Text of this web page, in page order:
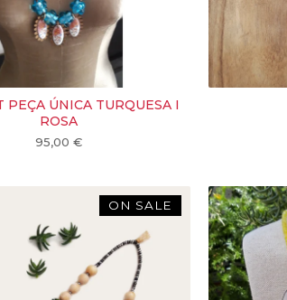
PEÇA ÚNICA TURQUESA I
ROSA
95,00 €
ON SALE